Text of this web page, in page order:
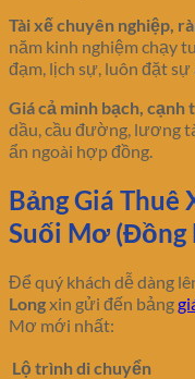
Tài xế chuyên nghiệp,
năm kinh nghiệm chạy
đạm, lịch sự, luôn đặt sự
Giá cả minh bạch, cạnh
dầu, cầu đường, lương
ẩn ngoài hợp đồng.
Bảng Giá Thuê
Suối Mơ (Đồng
Để quý khách dễ dàng
Longxin gửi đến bảng
Mơ mới nhất:
Lộ trình di chuyển